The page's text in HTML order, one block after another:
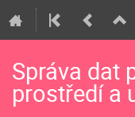
Správa dat
prostředí a